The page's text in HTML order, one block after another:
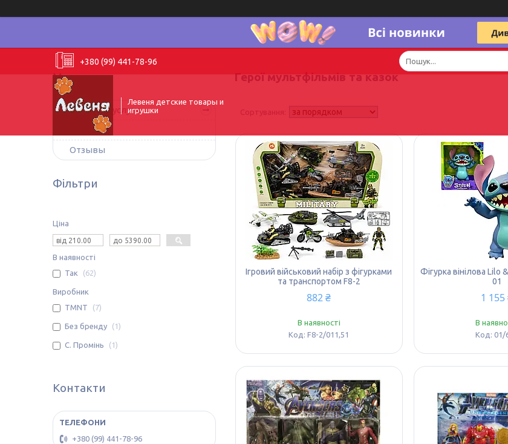
+380 (99) 441-78-96
Левеня детские товары и
игрушки
Герої мультфільмів та казок
Ігровий військовий набір з фігурками
та транспортом F8-2
882 ₴
В наявності
F8-2/011,51
Фігурка вінілова Lilo
01
1 155
В
01/
Товары и услуги
Отзывы
Фільтри
Ціна
В наявності
Так
62
Виробник
TMNT
7
Без бренду 1
С. Промінь 1
Контакти
+380 (99) 441-78-96